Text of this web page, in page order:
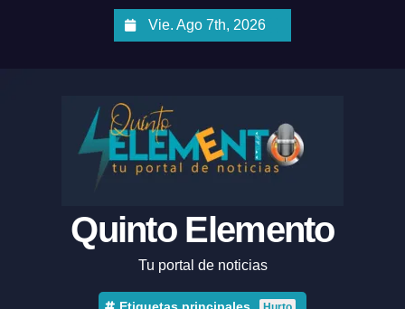
Vie. Ago 7th, 2026
Quinto Elemento
Tu portal de noticias